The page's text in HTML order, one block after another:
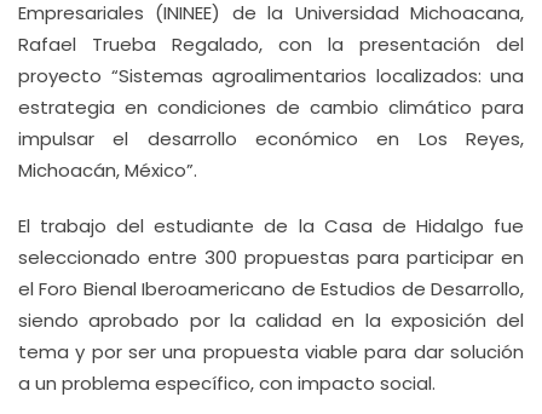
Empresariales (ININEE) de la Universidad Michoacana,
Rafael Trueba Regalado, con la presentación del
proyecto “Sistemas agroalimentarios localizados: una
estrategia en condiciones de cambio climático para
impulsar el desarrollo económico en Los Reyes,
Michoacán, México”.
El trabajo del estudiante de la Casa de Hidalgo fue
seleccionado entre 300 propuestas para participar en
el Foro Bienal Iberoamericano de Estudios de Desarrollo,
siendo aprobado por la calidad en la exposición del
tema y por ser una propuesta viable para dar solución
a un problema específico, con impacto social.